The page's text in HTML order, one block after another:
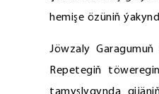
hemişe özüniň
Jöwzaly
Repetegiň
tamyşlygynda